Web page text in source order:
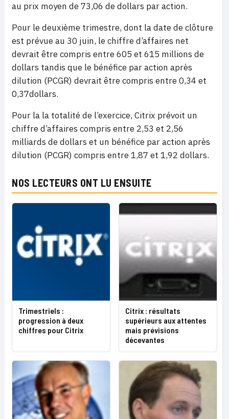
au prix moyen de 73,06 de dollars par action.
Pour le deuxième trimestre, dont la date de clôture
est prévue au 30 juin, le chiffre d’affaires net
devrait être compris entre 605 et 615 millions de
dollars tandis que le bénéfice par action après
dilution (PCGR) devrait être compris entre 0,34 et
0,37dollars.
Pour la la totalité de l’exercice, Citrix prévoit un
chiffre d’affaires compris entre 2,53 et 2,56
milliards de dollars et un bénéfice par action après
dilution (PCGR) compris entre 1,87 et 1,92 dollars.
NOS LECTEURS ONT LU ENSUITE
Trimestriels :
progression à deux
chiffres pour Citrix
Citrix : résultats
supérieurs aux attentes
mais prévisions
décevantes